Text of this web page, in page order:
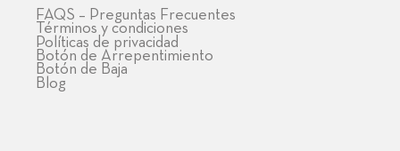
FAQS – Preguntas Frecuentes
Términos y condiciones
Políticas de privacidad
Botón de Arrepentimiento
Botón de Baja
Blog